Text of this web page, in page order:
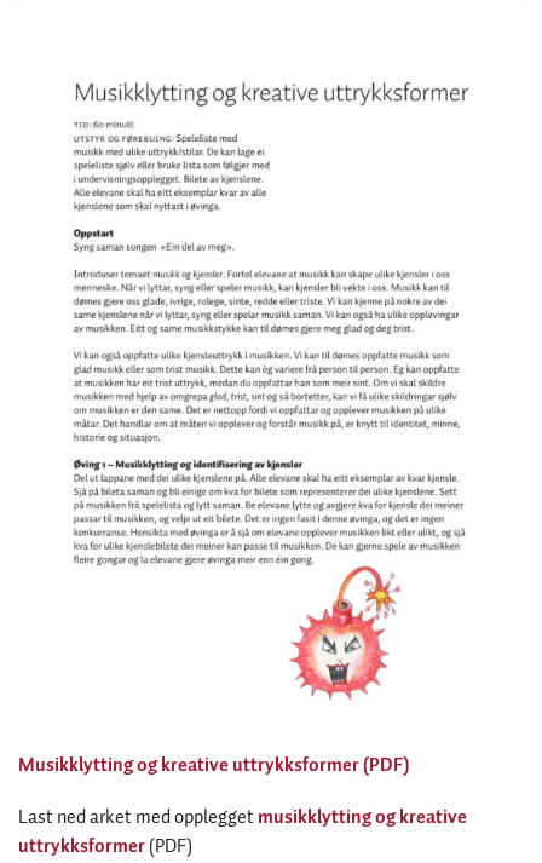
Musikklytting og kreative uttrykksformer (PDF)
Last ned arket med oppleggetmusikklytting og kreative
uttrykksformer(PDF)